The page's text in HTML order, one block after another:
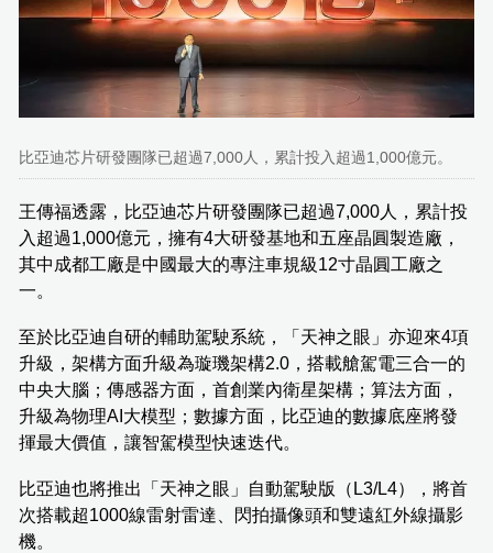
比亞迪芯片研發團隊已超過7,000人，累計投入超過1,000億元。
王傳福透露，比亞迪芯片研發團隊已超過7,000人，累計投
入超過1,000億元，擁有4大研發基地和五座晶圓製造廠，
其中成都工廠是中國最大的專注車規級12寸晶圓工廠之
一。
至於比亞迪自研的輔助駕駛系統，「天神之眼」亦迎來4項
升級，架構方面升級為璇璣架構2.0，搭載艙駕電三合一的
中央大腦；傳感器方面，首創業內衛星架構；算法方面，
升級為物理AI大模型；數據方面，比亞迪的數據底座將發
揮最大價值，讓智駕模型快速迭代。
比亞迪也將推出「天神之眼」自動駕駛版（L3/L4），將首
次搭載超1000線雷射雷達、閃拍攝像頭和雙遠紅外線攝影
機。